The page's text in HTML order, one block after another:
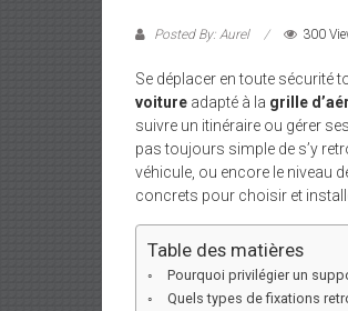
Posted By: Aurel 300
Se déplacer en toute sécurité
voiture adapté à la grille
suivre un itinéraire ou gérer
pas toujours simple de s’y
véhicule, ou encore le niveau
concrets pour choisir et
Table des matières
Pourquoi privilégier un
Quels types de fixations